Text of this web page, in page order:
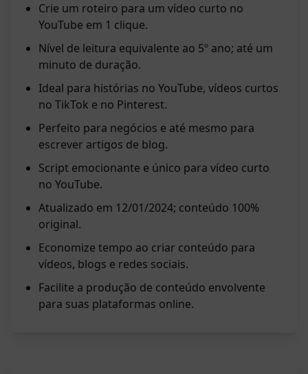
Crie um roteiro para um vídeo curto no
YouTube em 1 clique.
Nível de leitura equivalente ao 5º ano; até um
minuto de duração.
Ideal para histórias no YouTube, vídeos curtos
no TikTok e no Pinterest.
Perfeito para negócios e até mesmo para
escrever artigos de blog.
Script emocionante e único para vídeo curto
no YouTube.
Atualizado em 12/01/2024; conteúdo 100%
original.
Economize tempo ao criar conteúdo para
vídeos, blogs e redes sociais.
Facilite a produção de conteúdo envolvente
para suas plataformas online.